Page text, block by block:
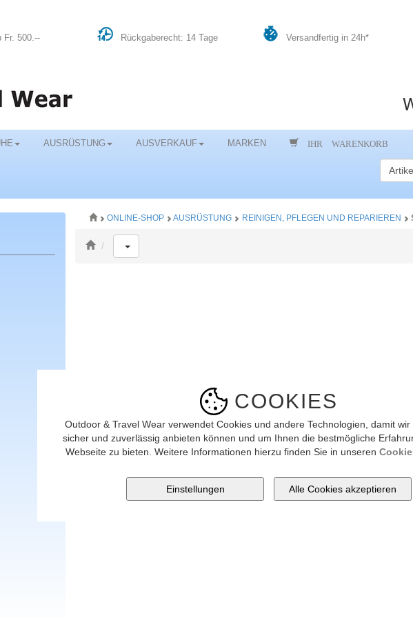
COOKIES
Outdoor & Travel Wear verwendet Cookies und andere Technologien, damit wir
sicher und zuverlässig anbieten können und um Ihnen die bestmögliche
Webseite zu bieten. Weitere Informationen hierzu finden Sie in unseren
Fr. 500.-- Rückgaberecht: 14 Tage Versandfertig in 24h*
AUSRÜSTUNG AUSVERKAUF MARKEN IHR WARENKORB
ONLINE-SHOP AUSRÜSTUNG REINIGEN, PFLEGEN UND REPARIEREN
Toggle Dropdown